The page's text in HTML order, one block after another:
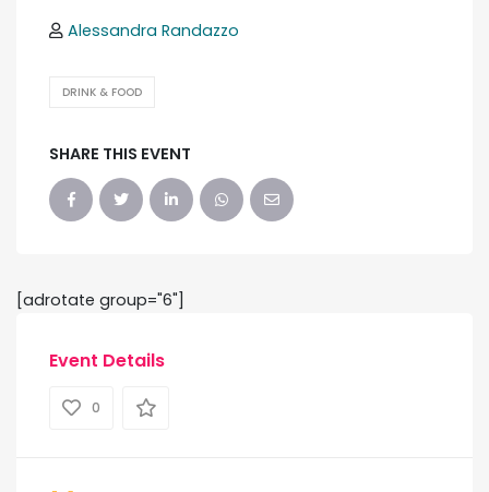
Alessandra Randazzo
DRINK & FOOD
SHARE THIS EVENT
[adrotate group="6"]
Event Details
0